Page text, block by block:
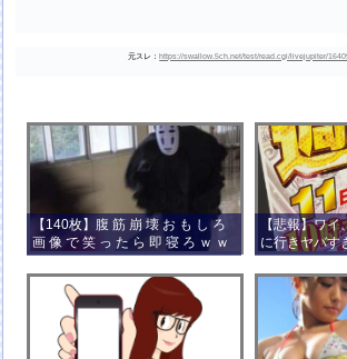
元スレ：https://swallow.5ch.net/test/read.cgi/livejupiter/
【140枚】腹 筋 崩 壊 お も し ろ
画 像 で 笑 っ た ら 即 寝 ろ ｗ ｗ
ｗ ｗ ｗ ｗ ｗ ｗ ｗ ｗ ｗ ｗ
【悲報】ワ
に行きヤバす